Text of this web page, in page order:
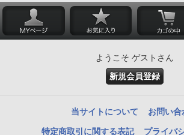
ようこそ ゲストさん
新規会員登録
当サイトについて お問い合
特定商取引に関する表記 プライバ